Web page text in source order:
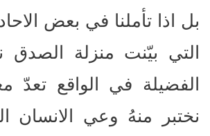
بل اذا تأملنا في بعض
التي بيّنت منزلة
الفضيلة في الواقع تعدّ
نختبر منهُ وعي الانسان